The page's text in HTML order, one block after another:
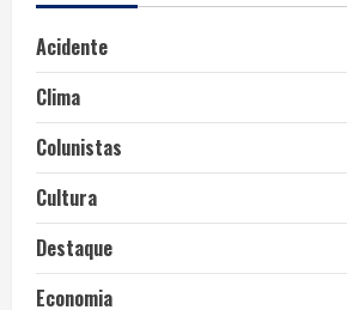
Acidente
Clima
Colunistas
Cultura
Destaque
Economia